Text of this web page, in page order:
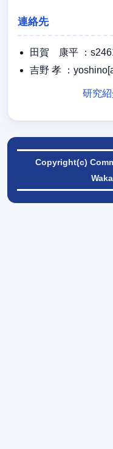
連絡先
田賀 康平 ：
吉野 孝 ：
研究
Copyright(c)